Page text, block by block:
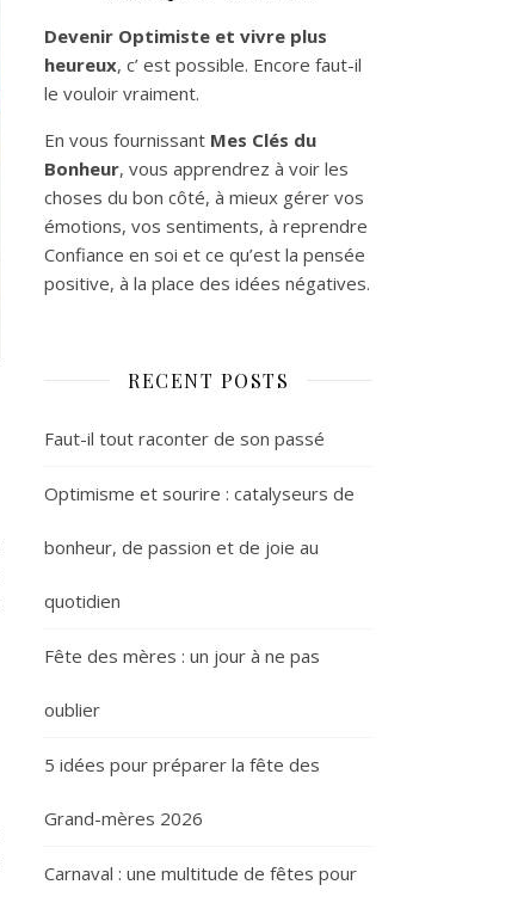
Devenir Optimiste et vivre plus
heureux, c’ est possible. Encore faut-il
le vouloir vraiment.
En vous fournissant Mes Clés du
Bonheur, vous apprendrez à voir les
choses du bon côté, à mieux gérer vos
émotions, vos sentiments, à reprendre
Confiance en soi et ce qu’est la pensée
positive, à la place des idées négatives.
RECENT POSTS
Faut-il tout raconter de son passé
Optimisme et sourire : catalyseurs de
bonheur, de passion et de joie au
quotidien
Fête des mères : un jour à ne pas
oublier
5 idées pour préparer la fête des
Grand-mères 2026
Carnaval : une multitude de fêtes pour